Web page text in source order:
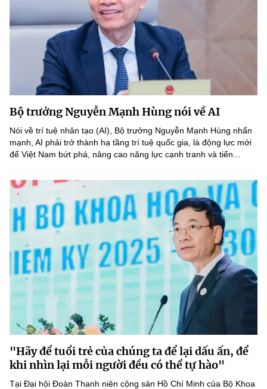
Bộ trưởng Nguyễn Mạnh Hùng nói về AI
Nói về trí tuệ nhân tạo (AI), Bộ trưởng Nguyễn Mạnh Hùng nhấn
mạnh, AI phải trở thành hạ tầng trí tuệ quốc gia, là động lực mới
để Việt Nam bứt phá, nâng cao năng lực cạnh tranh và tiến...
"Hãy để tuổi trẻ của chúng ta để lại dấu ấn, để
khi nhìn lại mỗi người đều có thể tự hào"
Tại Đại hội Đoàn Thanh niên cộng sản Hồ Chí Minh của Bộ Khoa